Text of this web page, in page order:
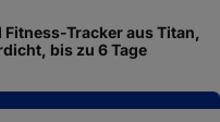
Fitness-Tracker aus Titan,
bis zu 6 Tage